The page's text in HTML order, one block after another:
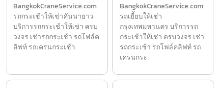
BangkokCraneService.com
รถกระเช้าให้เช่าคันนายาว
บริการรถกระเช้าให้เช่า ครบ
วงจร เช่ารถกระเช้า รถโฟล์ค
ลิฟท์ รถเครนกระเช้า
BangkokCraneService.com
รถเฮี้ยบให้เช่า
กรุงเทพมหานคร บริการรถ
กระเช้าให้เช่า ครบวงจร เช่า
รถกระเช้า รถโฟล์คลิฟท์ รถ
เครนกระ